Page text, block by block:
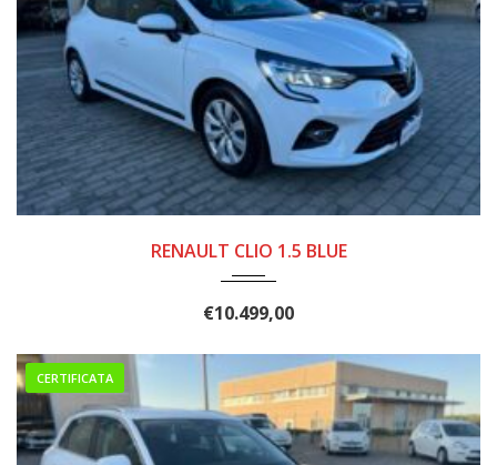
RENAULT CLIO 1.5 BLUE
€10.499,00
CERTIFICATA